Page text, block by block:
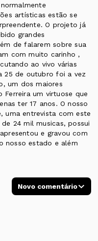
artísticas estão se
O projeto já
grandes
de falarem sobre sua
com muito carinho ,
ao vivo várias
25 de outubro foi a vez
um dos maiores
Ferreira um virtuose que
ter 17 anos. O nosso
uma entrevista com este
24 mil musicas, possui
e gravou com
nosso estado e além
Novo comentário